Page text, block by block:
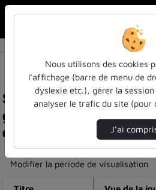
Statistiques de visualisation
guidée de la bu droit et
de nancy
Modifier la période de visualisation
Nous utilisons des cookies
l’affichage (barre de menu de
dyslexie etc.), gérer la
analyser le trafic du site (pour
J’ai